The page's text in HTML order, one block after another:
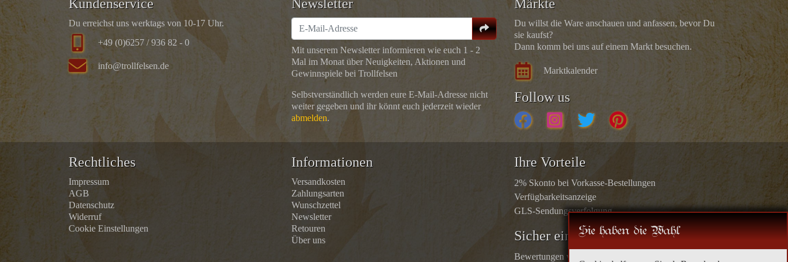
Kundenservice
Du erreichst uns werktags von 10-17 Uhr.
+49 (0)6257 / 936 82 - 0
info@trollfelsen.de
Newsletter
Mit unserem Newsletter informieren wie euch 1 - 2
Mal im Monat über Neuigkeiten, Aktionen und
Gewinnspiele bei Trollfelsen
Selbstverständlich werden eure E-Mail-Adresse nicht
weiter gegeben und ihr könnt euch jederzeit wieder
abmelden.
Märkte
Du willst die Ware anschauen und anfassen, bevor Du
sie kaufst?
Dann komm bei uns auf einem Markt besuchen.
Marktkalender
Follow us
Rechtliches
Impressum
AGB
Datenschutz
Widerruf
Cookie Einstellungen
Informationen
Versandkosten
Zahlungsarten
Wunschzettel
Newsletter
Retouren
Über uns
Ihre Vorteile
2% Skonto bei Vorkasse-Bestellungen
Verfügbarkeitsanzeige
GLS-Sendungsverfolgung
Sicher einkaufen
Bewertungen von echten Kunden
Sie haben die Wahl